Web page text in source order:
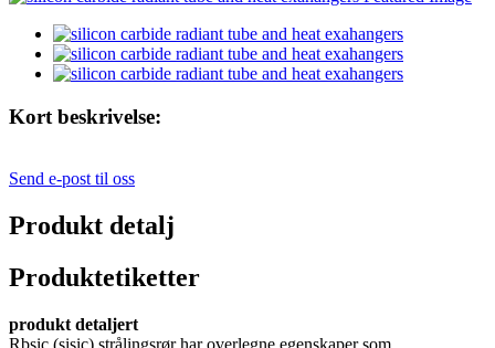
Kort beskrivelse:
Send e-post til oss
Produkt detalj
Produktetiketter
produkt detaljert
Rbsic (sisic) strålingsrør har overlegne egenskaper som